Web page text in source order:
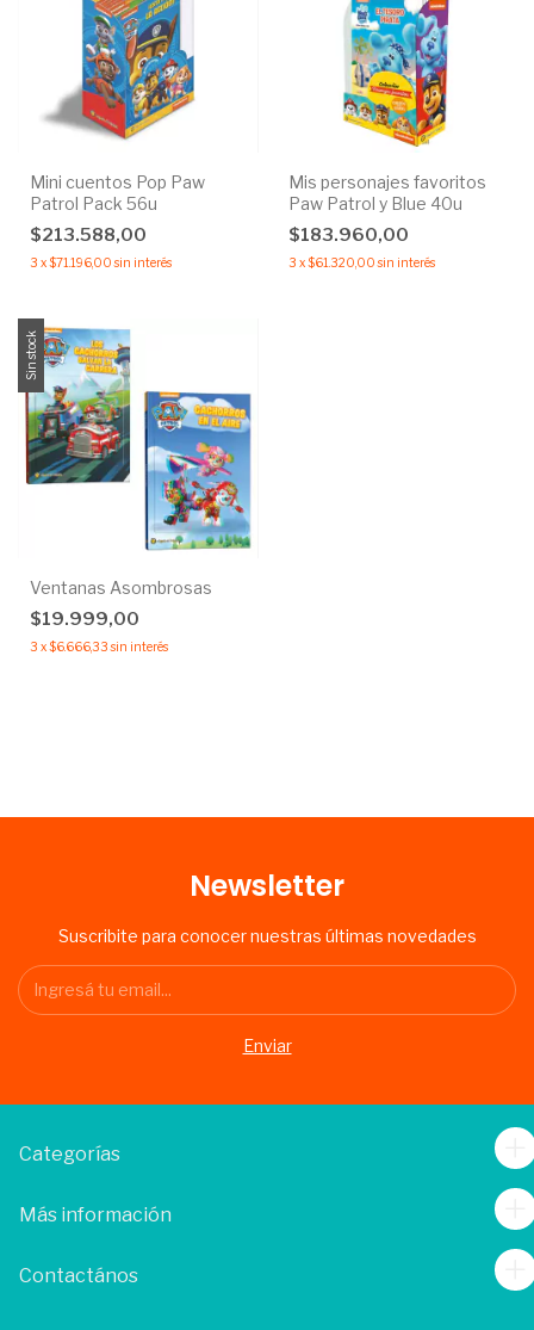
Mini cuentos Pop Paw
Patrol Pack 56u
$213.588,00
3 x$71.196,00 sin interés
Mis personajes favoritos
Paw Patrol y Blue 40u
$183.960,00
3 x$61.320,00 sin interés
Sin stock
Ventanas Asombrosas
$19.999,00
3 x$6.666,33 sin interés
Newsletter
Suscribite para conocer nuestras últimas novedades
Categorías
Más información
Contactános